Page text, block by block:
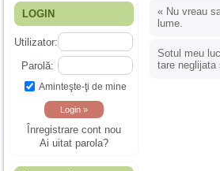
LOGIN
Utilizator:
Parolă:
Aminteşte-ţi de mine
Înregistrare cont nou
Ai uitat parola?
« Nu vreau
lume.
Sotul meu
tare neglijata